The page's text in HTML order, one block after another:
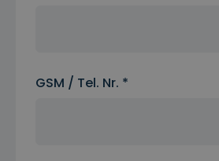
GSM / Tel. Nr. *